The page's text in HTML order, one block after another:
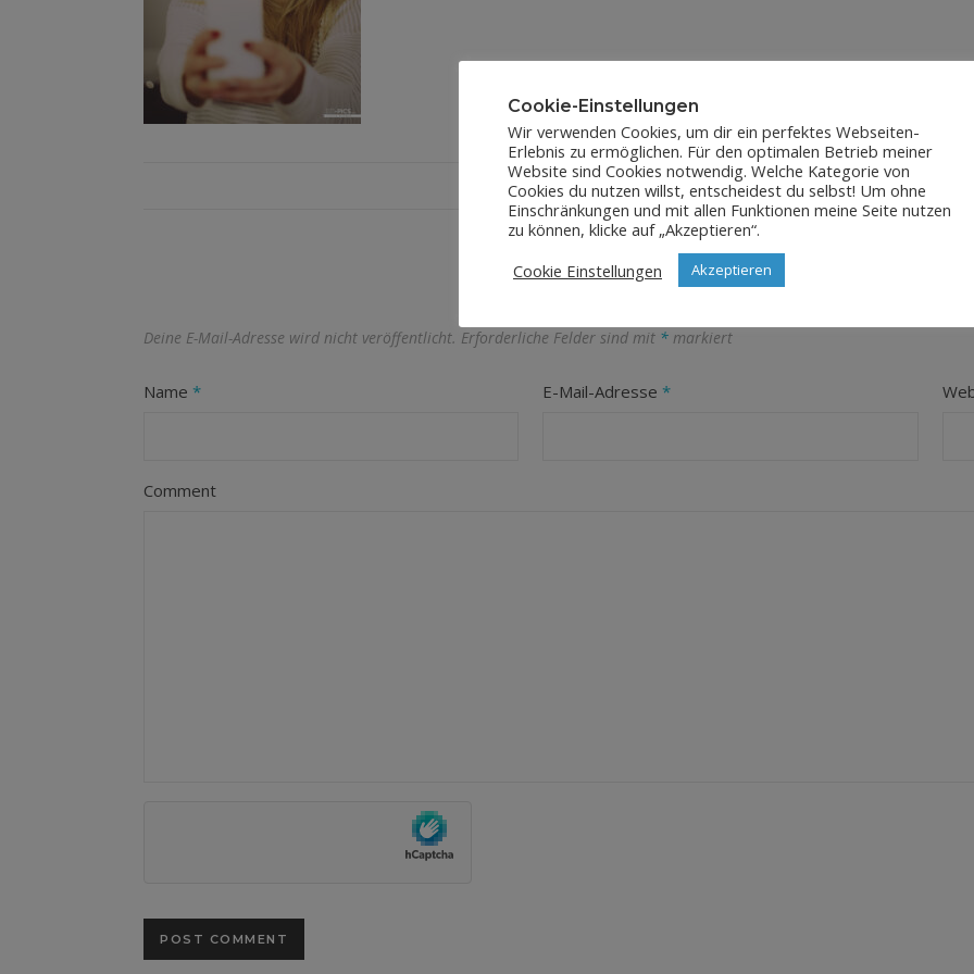
LEAVE A REPLY
Deine E-Mail-Adresse wird nicht veröffentlicht. Erforderliche Felder sind mit * markiert
Name * E-Mail-Adresse*
Comment
Cookie-Einstellungen
Wir verwenden Cookies, um dir ein perfektes Webseiten-
Erlebnis zu ermöglichen. Für den optimalen Betrieb meiner
Website sind Cookies notwendig. Welche Kategorie von
Cookies du nutzen willst, entscheidest du selbst! Um ohne
Einschränkungen und mit allen Funktionen meine Seite nutzen
zu können, klicke auf „Akzeptieren“.
Cookie Einstellungen
Akzeptieren